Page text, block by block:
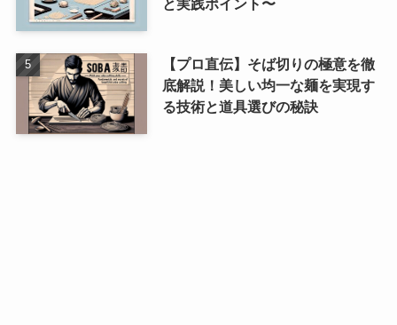
と実践ポイント〜
【プロ直伝】そば切りの極意を徹
底解説！美しい均一な麺を実現す
る技術と道具選びの秘訣